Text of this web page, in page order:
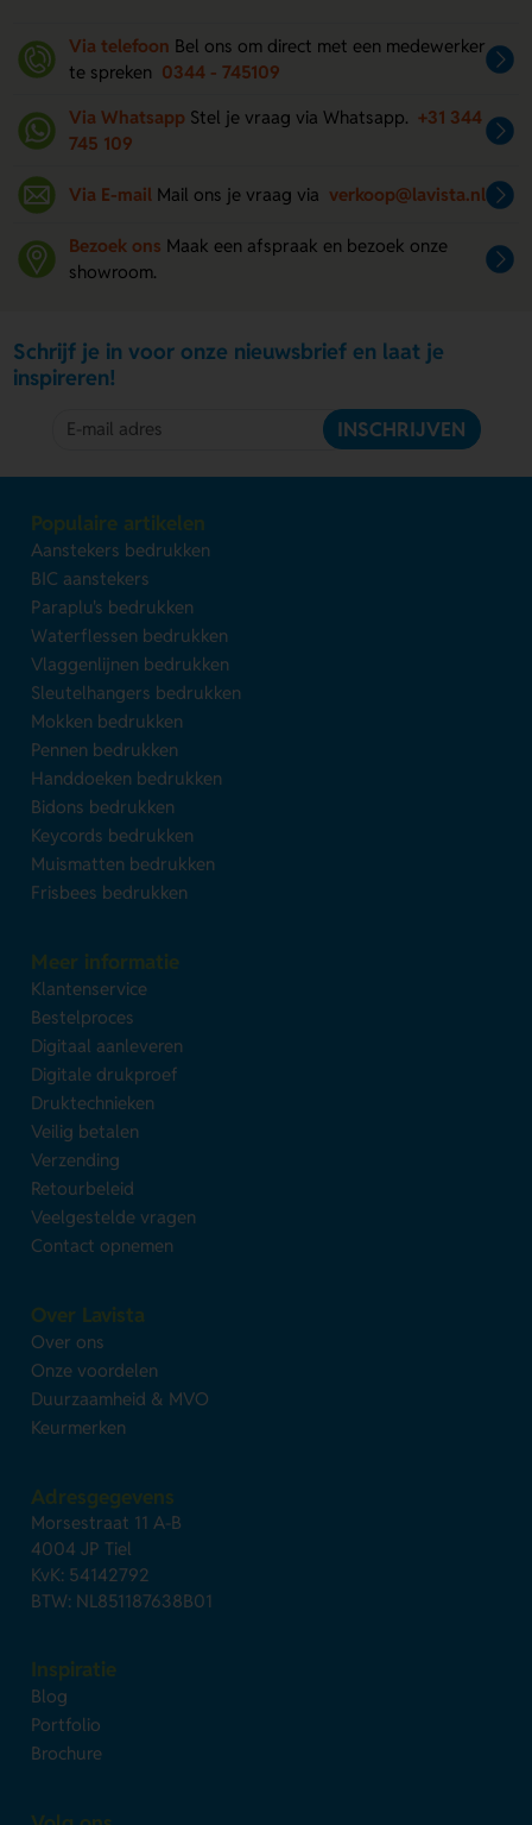
Via telefoon Bel ons om direct met een medewerker
te spreken 0344 - 745109
Via Whatsapp Stel je vraag via Whatsapp. +31 344
745 109
Via E-mail Mail ons je vraag via verkoop@lavista.nl
Bezoek ons Maak een afspraak en bezoek onze
showroom.
Schrijf je in voor onze nieuwsbrief en laat je
inspireren!
INSCHRIJVEN
Populaire artikelen
Aanstekers bedrukken
BIC aanstekers
Paraplu's bedrukken
Waterflessen bedrukken
Vlaggenlijnen bedrukken
Sleutelhangers bedrukken
Mokken bedrukken
Pennen bedrukken
Handdoeken bedrukken
Bidons bedrukken
Keycords bedrukken
Muismatten bedrukken
Frisbees bedrukken
Meer informatie
Klantenservice
Bestelproces
Digitaal aanleveren
Digitale drukproef
Druktechnieken
Veilig betalen
Verzending
Retourbeleid
Veelgestelde vragen
Contact opnemen
Over Lavista
Over ons
Onze voordelen
Duurzaamheid & MVO
Keurmerken
Adresgegevens
Morsestraat 11 A-B
4004 JP Tiel
KvK: 54142792
BTW: NL851187638B01
Inspiratie
Blog
Portfolio
Brochure